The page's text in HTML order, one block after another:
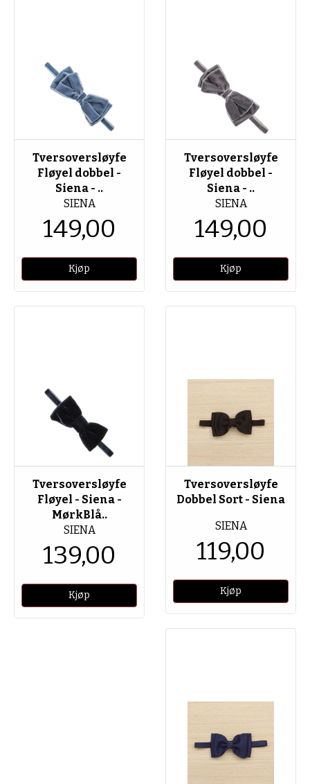
Tversoversløyfe
Fløyel dobbel -
Siena - ..
SIENA
149,00
Tversoversløyfe
Fløyel dobbel -
Siena - ..
SIENA
149,00
Tversoversløyfe
Fløyel - Siena -
MørkBlå..
SIENA
139,00
Tversoversløyfe
Dobbel Sort - Siena
SIENA
119,00